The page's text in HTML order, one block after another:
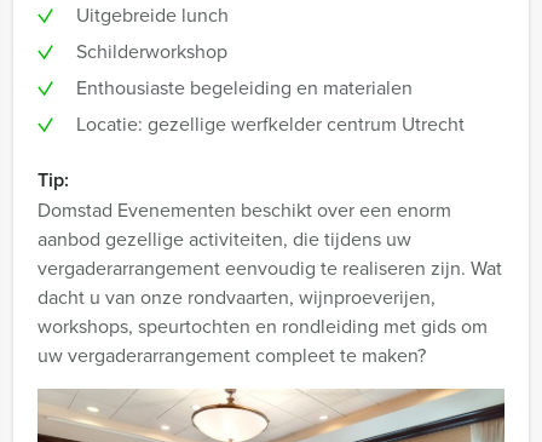
Uitgebreide lunch
Schilderworkshop
Enthousiaste begeleiding en materialen
Locatie: gezellige werfkelder centrum Utrecht
Tip:
Domstad Evenementen beschikt over een enorm
aanbod gezellige activiteiten, die tijdens uw
vergaderarrangement eenvoudig te realiseren zijn. Wat
dacht u van onze rondvaarten, wijnproeverijen,
workshops, speurtochten en rondleiding met gids om
uw vergaderarrangement compleet te maken?